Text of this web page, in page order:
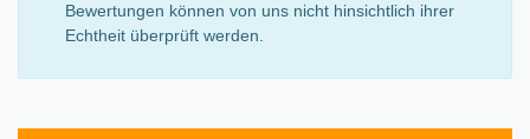
Bewertungen können von uns nicht hinsichtlich ihrer
Echtheit überprüft werden.